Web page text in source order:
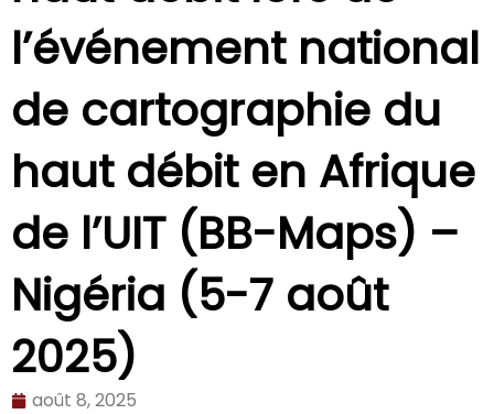
l’événement national
de cartographie du
haut débit en Afrique
de l’UIT (BB-Maps) –
Nigéria (5-7 août
2025)
août 8, 2025